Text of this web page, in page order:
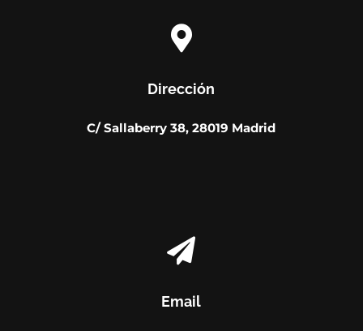

Dirección
C/ Sallaberry 38, 28019 Madrid

Email